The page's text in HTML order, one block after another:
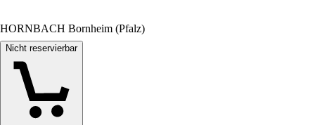
HORNBACH Bornheim (Pfalz)
Nicht reservierbar